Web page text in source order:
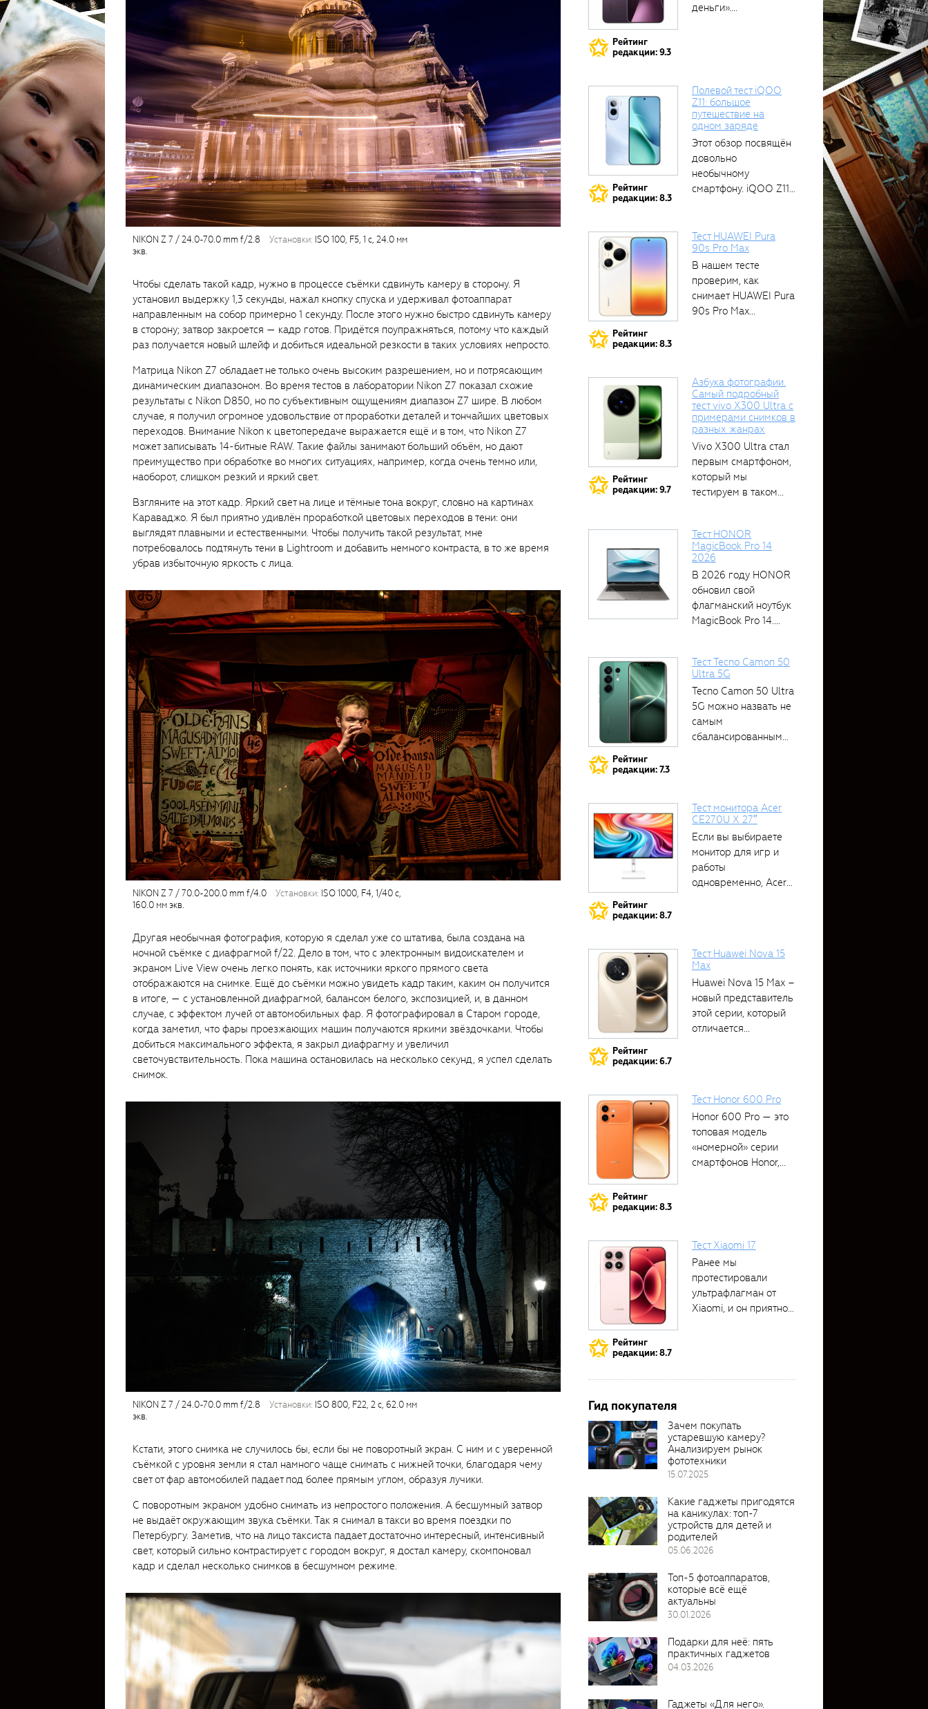
NIKON Z 7 / 24.0-70.0 mm f/2.8 установки: ISO 100, F5, 1 с, 24.0 мм
экв.
Чтобы сделать такой кадр, нужно в процессе съёмки сдвинуть камеру в сторону. Я
установил выдержку 1,3 секунды, нажал кнопку спуска и удерживал фотоаппарат
направленным на собор примерно 1 секунду. После этого нужно быстро сдвинуть камеру
в сторону; затвор закроется — кадр готов. Придётся поупражняться, потому что каждый
раз получается новый шлейф и добиться идеальной резкости в таких условиях непросто.
Матрица Nikon Z7 обладает не только очень высоким разрешением, но и потрясающим
динамическим диапазоном. Во время тестов в лаборатории Nikon Z7 показал схожие
результаты с Nikon D850, но по субъективным ощущениям диапазон Z7 шире. В любом
случае, я получил огромное удовольствие от проработки деталей и тончайших цветовых
переходов. Внимание Nikon к цветопередаче выражается ещё и в том, что Nikon Z7
может записывать 14-битные RAW. Такие файлы занимают больший объём, но дают
преимущество при обработке во многих ситуациях, например, когда очень темно или,
наоборот, слишком резкий и яркий свет.
Взгляните на этот кадр. Яркий свет на лице и тёмные тона вокруг, словно на картинах
Караваджо. Я был приятно удивлён проработкой цветовых переходов в тени: они
выглядят плавными и естественными. Чтобы получить такой результат, мне
потребовалось подтянуть тени в Lightroom и добавить немного контраста, в то же время
убрав избыточную яркость с лица.
NIKON Z 7 / 70.0-200.0 mm f/4.0 установки: ISO 1000, F4, 1/40 с,
160.0 мм экв.
Другая необычная фотография, которую я сделал уже со штатива, была создана на
ночной съёмке с диафрагмой f/22. Дело в том, что с электронным видоискателем и
экраном Live View очень легко понять, как источники яркого прямого света
отображаются на снимке. Ещё до съёмки можно увидеть кадр таким, каким он получится
в итоге, — с установленной диафрагмой, балансом белого, экспозицией, и, в данном
случае, с эффектом лучей от автомобильных фар. Я фотографировал в Старом городе,
когда заметил, что фары проезжающих машин получаются яркими звёздочками. Чтобы
добиться максимального эффекта, я закрыл диафрагму и увеличил
светочувствительность. Пока машина остановилась на несколько секунд, я успел сделать
снимок.
NIKON Z 7 / 24.0-70.0 mm f/2.8 установки: ISO 800, F22, 2 с, 62.0 мм
экв.
Кстати, этого снимка не случилось бы, если бы не поворотный экран. С ним и с уверенной
съёмкой с уровня земли я стал намного чаще снимать с нижней точки, благодаря чему
свет от фар автомобилей падает под более прямым углом, образуя лучики.
С поворотным экраном удобно снимать из непростого положения. А бесшумный затвор
не выдаёт окружающим звука съёмки. Так я снимал в такси во время поездки по
Петербургу. Заметив, что на лицо таксиста падает достаточно интересный, интенсивный
свет, который сильно контрастирует с городом вокруг, я достал камеру, скомпоновал
кадр и сделал несколько снимков в бесшумном режиме.
Рейтинг
редакции: 9.3
деньги»....
Рейтинг
редакции: 8.3
Полевой тест iQOO
Z11: большое
путешествие на
одном заряде
Этот обзор посвящён
довольно
необычному
смартфону. iQOO Z11
Рейтинг
редакции: 8.3
Тест HUAWEI Pura
90s Pro Max
В нашем тесте
проверим, как
снимает HUAWEI Pura
90s Pro Max...
Рейтинг
редакции: 9.7
Азбука фотографии.
Самый подробный
тест vivo X300 Ultra с
примерами снимков в
разных жанрах
Vivo X300 Ultra стал
первым смартфоном,
который мы
тестируем в таком...
Тест HONOR
MagicBook Pro 14
2026
В 2026 году HONOR
обновил свой
флагманский ноутбук
MagicBook Pro 14....
Рейтинг
редакции: 7.3
Тест Tecno Camon 50
Ultra 5G
Tecno Camon 50 Ultra
5G можно назвать не
самым
сбалансированным
Рейтинг
редакции: 8.7
Тест монитора Acer
CE270U X 27″
Если вы выбираете
монитор для игр и
работы
одновременно, Acer
Рейтинг
редакции: 6.7
Тест Huawei Nova 15
Max
Huawei Nova 15 Max –
новый представитель
этой серии, который
отличается...
Рейтинг
редакции: 8.3
Тест Honor 600 Pro
Honor 600 Pro — это
топовая модель
«номерной» серии
смартфонов Honor,...
Рейтинг
редакции: 8.7
Тест Xiaomi 17
Ранее мы
протестировали
ультрафлагман от
Xiaomi, и он приятно
Гид покупателя
Зачем покупать
устаревшую камеру?
Анализируем рынок
фототехники
15.07.2025
Какие гаджеты пригодятся
на каникулах: топ-7
устройств для детей и
родителей
05.06.2026
Топ-5 фотоаппаратов,
которые всё ещё
актуальны
30.01.2026
Подарки для неё: пять
практичных гаджетов
04.03.2026
Гаджеты «Для него».